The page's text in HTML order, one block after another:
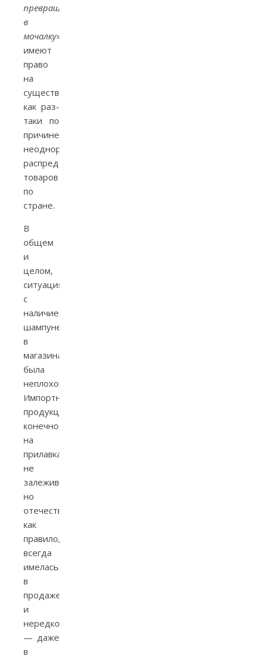
превращали
в
мочалку»
имеют
право
на
существование
как раз-
таки по
причине
неоднородного
распределения
товаров
по
стране.
В
общем
и
целом,
ситуация
с
наличием
шампуней
в
магазинах
была
неплохой.
Импортная
продукция,
конечно,
на
прилавках
не
залеживалась,
но
отечественная,
как
правило,
всегда
имелась
в
продаже,
и
нередко
— даже
в